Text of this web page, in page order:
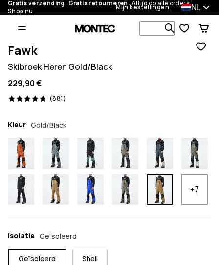
Gratis verzending. Gratis retourneren.Altijd op alle orders.
Shop nu
Mijn bestellingen NL
Zoek in 1
Fawk
Skibroek Heren Gold/Black
229,90 €
(881)
881 beoordelingen, 4.8/5
Kleur Gold/Black
+7
Isolatie Geïsoleerd
Geïsoleerd Shell